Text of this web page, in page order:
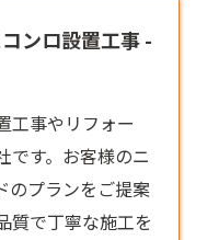
ンロ設置工事 -
工事やリフォー
です。お客様のニ
のプランをご提案
質で丁寧な施工を